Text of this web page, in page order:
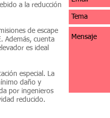
a la reducción
de escape
Además, cuenta
es ideal
especial. La
daño y
por ingenieros
reducido.